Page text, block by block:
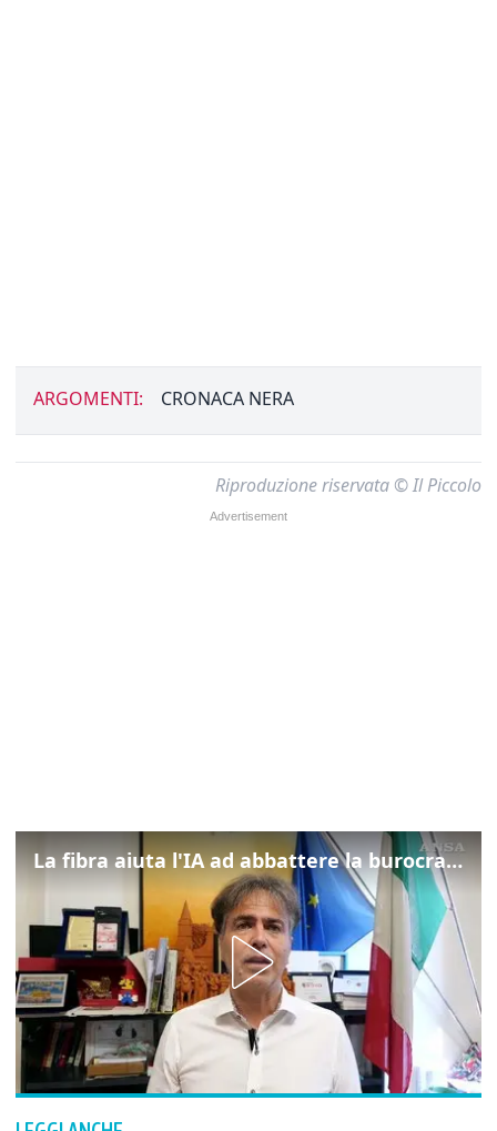
ARGOMENTI: CRONACA NERA
Riproduzione riservata © Il Piccolo
La fibra aiuta l'IA ad abbattere la burocrazia, progetto pilota in Veneto